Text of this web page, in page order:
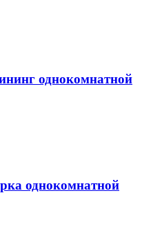
однокомнатной
однокомнатной